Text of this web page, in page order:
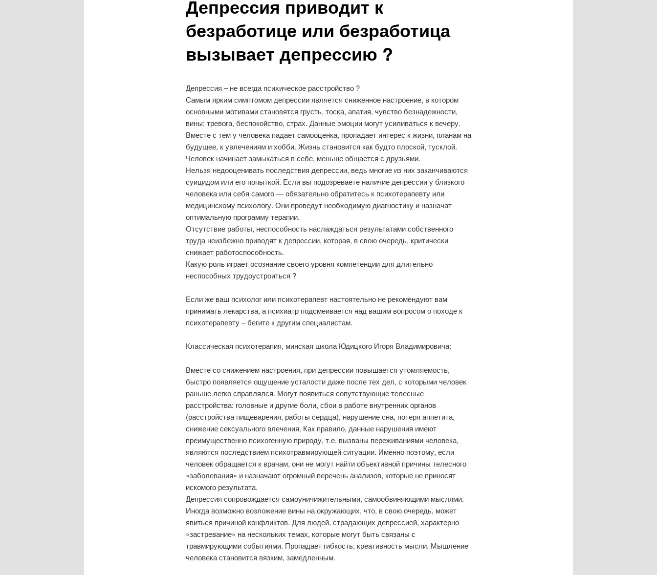
Депрессия приводит к
безработице или безработица
вызывает депрессию ?
Депрессия – не всегда психическое расстройство ?
Самым ярким симптомом депрессии является сниженное настроение, в котором
основными мотивами становятся грусть, тоска, апатия, чувство безнадежности,
вины; тревога, беспокойство, страх. Данные эмоции могут усиливаться к вечеру.
Вместе с тем у человека падает самооценка, пропадает интерес к жизни, планам на
будущее, к увлечениям и хобби. Жизнь становится как будто плоской, тусклой.
Человек начинает замыкаться в себе, меньше общается с друзьями.
Нельзя недооценивать последствия депрессии, ведь многие из них заканчиваются
суицидом или его попыткой. Если вы подозреваете наличие депрессии у близкого
человека или себя самого — обязательно обратитесь к психотерапевту или
медицинскому психологу. Они проведут необходимую диагностику и назначат
оптимальную программу терапии.
Отсутствие работы, неспособность наслаждаться результатами собственного
труда неизбежно приводят к депрессии, которая, в свою очередь, критически
снижает работоспособность.
Какую роль играет осознание своего уровня компетенции для длительно
неспособных трудоустроиться ?
Если же ваш психолог или психотерапевт настоятельно не рекомендуют вам
принимать лекарства, а психиатр подсмеивается над вашим вопросом о походе к
психотерапевту – бегите к другим специалистам.
Классическая психотерапия, минская школа Юдицкого Игоря Владимировича:
Вместе со снижением настроения, при депрессии повышается утомляемость,
быстро появляется ощущение усталости даже после тех дел, с которыми человек
раньше легко справлялся. Могут появиться сопутствующие телесные
расстройства: головные и другие боли, сбои в работе внутренних органов
(расстройства пищеварения, работы сердца), нарушение сна, потеря аппетита,
снижение сексуального влечения. Как правило, данные нарушения имеют
преимущественно психогенную природу, т.е. вызваны переживаниями человека,
являются последствием психотравмирующей ситуации. Именно поэтому, если
человек обращается к врачам, они не могут найти объективной причины телесного
«заболевания» и назначают огромный перечень анализов, которые не приносят
искомого результата.
Депрессия сопровождается самоуничижительными, самообвиняющими мыслями.
Иногда возможно возложение вины на окружающих, что, в свою очередь, может
явиться причиной конфликтов. Для людей, страдающих депрессией, характерно
«застревание» на нескольких темах, которые могут быть связаны с
травмирующими событиями. Пропадает гибкость, креативность мысли. Мышление
человека становится вязким, замедленным.